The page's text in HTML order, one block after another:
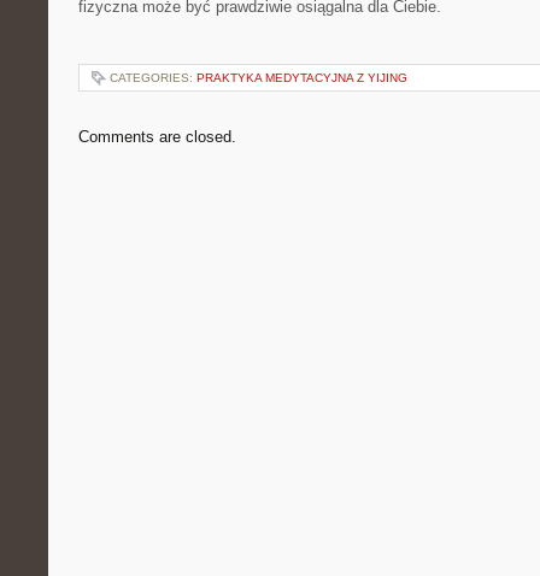
fizyczna może być prawdziwie osiągalna dla Ciebie.
CATEGORIES: PRAKTYKA MEDYTACYJNA Z YIJING
Comments are closed.